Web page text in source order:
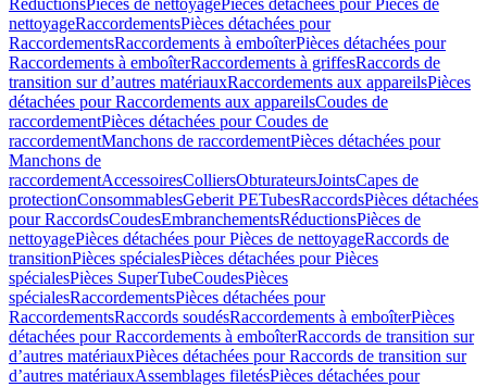
RéductionsPièces de nettoyagePièces détachées pour Pièces de
nettoyageRaccordementsPièces détachées pour
RaccordementsRaccordements à emboîterPièces détachées pour
Raccordements à emboîterRaccordements à griffesRaccords de
transition sur d’autres matériauxRaccordements aux appareilsPièces
détachées pour Raccordements aux appareilsCoudes de
raccordementPièces détachées pour Coudes de
raccordementManchons de raccordementPièces détachées pour
Manchons de
raccordementAccessoiresColliersObturateursJointsCapes de
protectionConsommablesGeberit PETubesRaccordsPièces détachées
pour RaccordsCoudesEmbranchementsRéductionsPièces de
nettoyagePièces détachées pour Pièces de nettoyageRaccords de
transitionPièces spécialesPièces détachées pour Pièces
spécialesPièces SuperTubeCoudesPièces
spécialesRaccordementsPièces détachées pour
RaccordementsRaccords soudésRaccordements à emboîterPièces
détachées pour Raccordements à emboîterRaccords de transition sur
d’autres matériauxPièces détachées pour Raccords de transition sur
d’autres matériauxAssemblages filetésPièces détachées pour